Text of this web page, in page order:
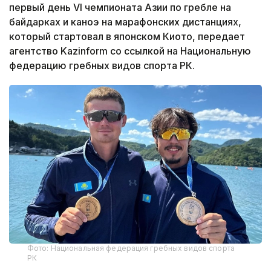
первый день VI чемпионата Азии по гребле на
байдарках и каноэ на марафонских дистанциях,
который стартовал в японском Киото, передает
агентство Kazinform со ссылкой на Национальную
федерацию гребных видов спорта РК.
Фото: Национальная федерация гребных видов спорта
РК